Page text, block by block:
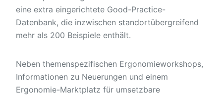
eine extra eingerichtete Good-Practice-
Datenbank, die inzwischen standortübergreifend
mehr als 200 Beispiele enthält.
Neben themenspezifischen Ergonomieworkshops,
Informationen zu Neuerungen und einem
Ergonomie-Marktplatz für umsetzbare